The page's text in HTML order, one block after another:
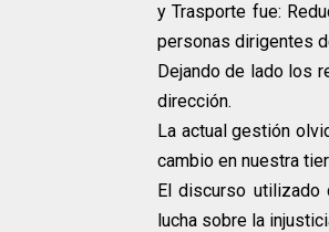
y Trasporte fue:
personas dirigentes
Dejando de lado los
dirección.
La actual gestión
cambio en nuestra
El discurso
lucha sobre la